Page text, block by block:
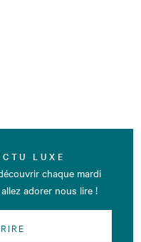
LUXE
chaque mardi
adorer nous lire !